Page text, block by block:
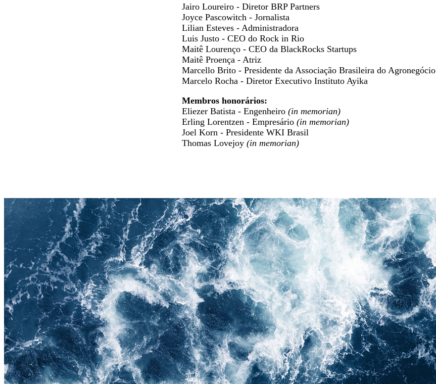
Jairo Loureiro - Diretor BRP Partners
​Joyce Pascowitch - Jornalista
Lilian Esteves - Administradora
Luis Justo - CEO do Rock in Rio
Maitê Lourenço - CEO da BlackRocks Startups​
Maitê Proença - Atriz
Marcello Brito​ - Presidente da Associação Brasileira do Agronegócio
Marcelo Rocha - Diretor Executivo Instituto Ayika
Membros honorários:
Eliezer Batista - Engenheiro (in memorian)​
Erling Lorentzen - Empresário (in memorian)​
Joel Korn​ - Presidente WKI Brasil
Thomas Lovejoy (in memorian)